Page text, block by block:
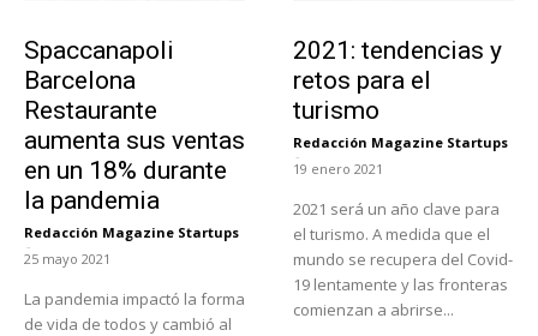
Spaccanapoli
Barcelona
Restaurante
aumenta sus ventas
en un 18% durante
la pandemia
Redacción Magazine Startups
-
25 mayo 2021
La pandemia impactó la forma
de vida de todos y cambió al
2021: tendencias y
retos para el
turismo
Redacción Magazine Startups
-
19 enero 2021
2021 será un año clave para
el turismo. A medida que el
mundo se recupera del Covid-
19 lentamente y las fronteras
comienzan a abrirse...